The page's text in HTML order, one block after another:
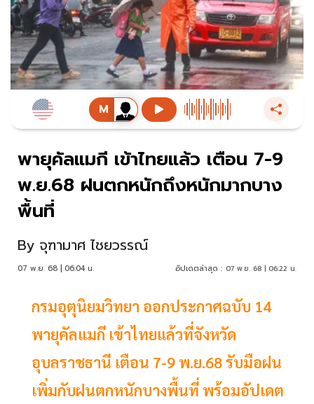
พายุคัลแมกี เข้าไทยแล้ว เตือน 7-9
พ.ย.68 ฝนตกหนักถึงหนักมากบาง
พื้นที่
By จุฑามาศ ไชยวรรณ์
07 พ.ย. 68 | 06:04 น. อัปเดตล่าสุด : 07 พ.ย. 68 | 06:22 น.
กรมอุตุนิยมวิทยา ออกประกาศฉบับ 14
พายุคัลแมกี เข้าไทยแล้วที่จังหวัด
อุบลราชธานี เตือน 7-9 พ.ย.68 รับมือฝน
เพิ่มกับฝนตกหนักบางพื้นที่ พร้อมอัปเดต